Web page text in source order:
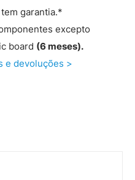
garantia.*
excepto
board (6 meses).
e devoluções >